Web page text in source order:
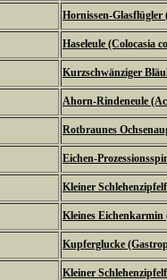
Hornissen-Glasflügler
Haseleule (Colocasia
Kurzschwänziger
Ahorn-Rindeneule
Rotbraunes
Eichen-
Kleiner
Kleines Eichenkarmin
Kupferglucke
Kleiner